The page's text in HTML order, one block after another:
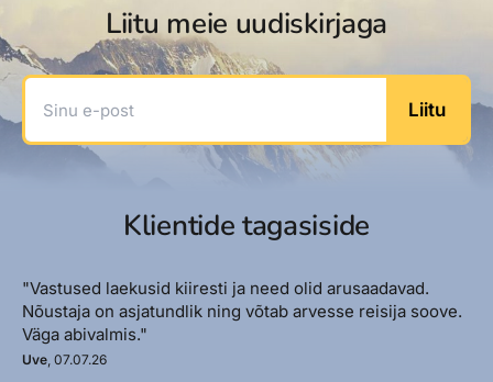
Liitu meie uudiskirjaga
Sinu e-post
Liitu
Klientide tagasiside
"Vastused laekusid kiiresti ja need olid arusaadavad.
Nõustaja on asjatundlik ning võtab arvesse reisija soove.
Väga abivalmis."
Uve, 07.07.26